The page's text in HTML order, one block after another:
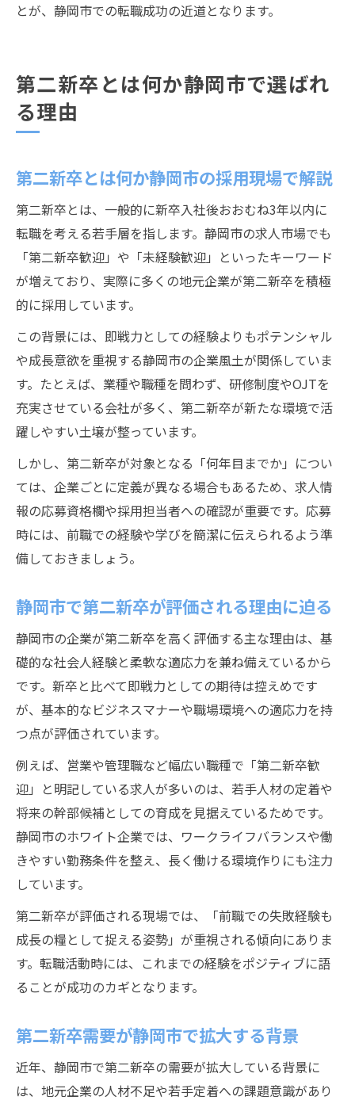
とが、静岡市での転職成功の近道となります。
第二新卒とは何か静岡市で選ばれ
る理由
第二新卒とは何か静岡市の採用現場で解説
第二新卒とは、一般的に新卒入社後おおむね3年以内に
転職を考える若手層を指します。静岡市の求人市場でも
「第二新卒歓迎」や「未経験歓迎」といったキーワード
が増えており、実際に多くの地元企業が第二新卒を積極
的に採用しています。
この背景には、即戦力としての経験よりもポテンシャル
や成長意欲を重視する静岡市の企業風土が関係していま
す。たとえば、業種や職種を問わず、研修制度やOJTを
充実させている会社が多く、第二新卒が新たな環境で活
躍しやすい土壌が整っています。
しかし、第二新卒が対象となる「何年目までか」につい
ては、企業ごとに定義が異なる場合もあるため、求人情
報の応募資格欄や採用担当者への確認が重要です。応募
時には、前職での経験や学びを簡潔に伝えられるよう準
備しておきましょう。
静岡市で第二新卒が評価される理由に迫る
静岡市の企業が第二新卒を高く評価する主な理由は、基
礎的な社会人経験と柔軟な適応力を兼ね備えているから
です。新卒と比べて即戦力としての期待は控えめです
が、基本的なビジネスマナーや職場環境への適応力を持
つ点が評価されています。
例えば、営業や管理職など幅広い職種で「第二新卒歓
迎」と明記している求人が多いのは、若手人材の定着や
将来の幹部候補としての育成を見据えているためです。
静岡市のホワイト企業では、ワークライフバランスや働
きやすい勤務条件を整え、長く働ける環境作りにも注力
しています。
第二新卒が評価される現場では、「前職での失敗経験も
成長の糧として捉える姿勢」が重視される傾向にありま
す。転職活動時には、これまでの経験をポジティブに語
ることが成功のカギとなります。
第二新卒需要が静岡市で拡大する背景
近年、静岡市で第二新卒の需要が拡大している背景に
は、地元企業の人材不足や若手定着への課題意識があり